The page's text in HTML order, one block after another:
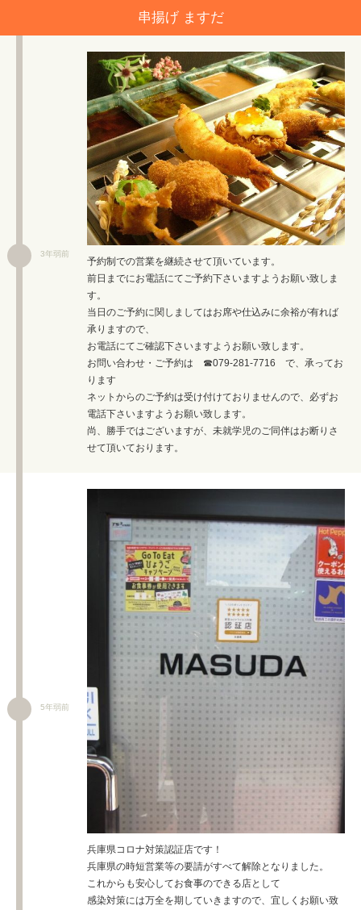
串揚げ ますだ
3年弱前
予約制での営業を継続させて頂いています。
前日までにお電話にてご予約下さいますようお願い致しま
す。
当日のご予約に関しましてはお席や仕込みに余裕が有れば
承りますので、
お電話にてご確認下さいますようお願い致します。
お問い合わせ・ご予約は ☎079-281-7716 で、承ってお
ります
ネットからのご予約は受け付けておりませんので、必ずお
電話下さいますようお願い致します。
尚、勝手ではございますが、未就学児のご同伴はお断りさ
せて頂いております。
5年弱前
兵庫県コロナ対策認証店です！
兵庫県の時短営業等の要請がすべて解除となりました。
これからも安心してお食事のできる店として
感染対策には万全を期していきますので、宜しくお願い致